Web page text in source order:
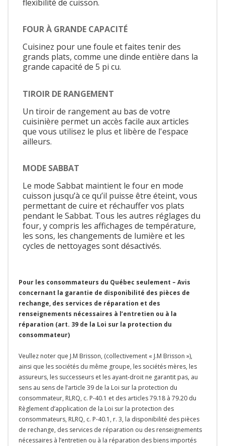
flexibilité de cuisson.
FOUR À GRANDE CAPACITÉ
Cuisinez pour une foule et faites tenir des
grands plats, comme une dinde entière dans la
grande capacité de 5 pi cu.
TIROIR DE RANGEMENT
Un tiroir de rangement au bas de votre
cuisinière permet un accès facile aux articles
que vous utilisez le plus et libère de l'espace
ailleurs.
MODE SABBAT
Le mode Sabbat maintient le four en mode
cuisson jusqu’à ce qu’il puisse être éteint, vous
permettant de cuire et réchauffer vos plats
pendant le Sabbat. Tous les autres réglages du
four, y compris les affichages de température,
les sons, les changements de lumière et les
cycles de nettoyages sont désactivés.
Pour les consommateurs du Québec seulement – Avis
concernant la garantie de disponibilité des pièces de
rechange, des services de réparation et des
renseignements nécessaires à l’entretien ou à la
réparation (art. 39 de la Loi sur la protection du
consommateur)
Veullez noter que J.M Brisson, (collectivement « J.M Brisson »),
ainsi que les sociétés du même groupe, les sociétés mères, les
assureurs, les successeurs et les ayant-droit ne garantit pas, au
sens au sens de l’article 39 de la Loi sur la protection du
consommateur, RLRQ, c. P-40.1 et des articles 79.18 à 79.20 du
Règlement d’application de la Loi sur la protection des
consommateurs, RLRQ, c. P-40.1, r. 3, la disponibilité des pièces
de rechange, des services de réparation ou des renseignements
nécessaires à l’entretien ou à la réparation des biens importés